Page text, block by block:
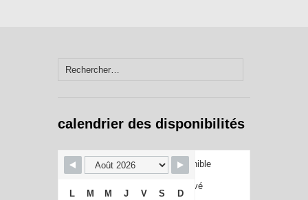
Rechercher :
calendrier des disponibilités
Disponible
Réservé
L M M J V S D